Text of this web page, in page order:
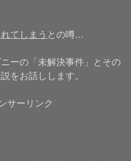
てしまう との噂…
ーの「未解決事件」とその
をお話しします。
サーリンク